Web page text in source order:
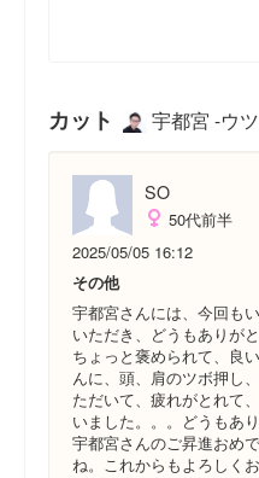
カット 宇都宮 -ウ
SO
50代前半
2025/05/05 16:12
その他
宇都宮さんには、今回も
いただき、どうもありが
ちょっと褒められて、良
んに、頭、肩のツボ押し
ただいて、疲れがとれて
いました。。。どうもあ
宇都宮さんのご昇進おめ
ね。これからもよろしく